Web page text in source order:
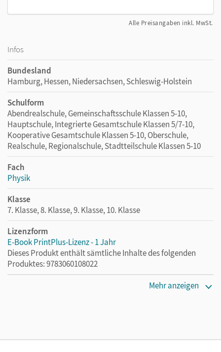
Alle Preisangaben inkl. MwSt.
Infos
Bundesland
Hamburg, Hessen, Niedersachsen, Schleswig-Holstein
Schulform
Abendrealschule, Gemeinschaftsschule Klassen 5-10,
Hauptschule, Integrierte Gesamtschule Klassen 5/7-10,
Kooperative Gesamtschule Klassen 5-10, Oberschule,
Realschule, Regionalschule, Stadtteilschule Klassen 5-10
Fach
Physik
Klasse
7. Klasse, 8. Klasse, 9. Klasse, 10. Klasse
Lizenzform
E-Book PrintPlus-Lizenz - 1 Jahr
Dieses Produkt enthält sämtliche Inhalte des folgenden
Produktes: 9783060108022
ein Jahr lang ergänzend zum Print-Titel nutzen möchten.
Mehr anzeigen